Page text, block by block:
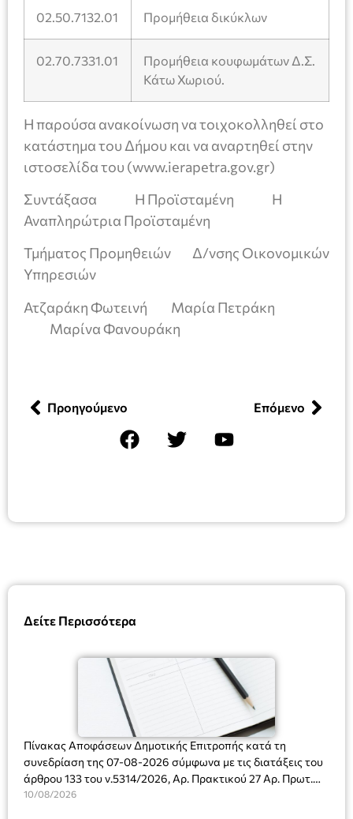
Δείτε Περισσότερα
Πίνακας Αποφάσεων Δημοτικής Επιτροπής κατά τη
συνεδρίαση της 07-08-2026 σύμφωνα με τις διατάξεις του
άρθρου 133 του ν.5314/2026, Αρ. Πρακτικού 27 Αρ. Πρωτ.
Πρόσκλησης: 10817/03-08-2026
10/08/2026
02.50.7132.01 Προμήθεια δικύκλων
02.70.7331.01
Προμήθεια κουφωμάτων Δ.Σ.
Κάτω Χωριού.
Η παρούσα ανακοίνωση να τοιχοκολληθεί στο
κατάστημα του Δήμου και να αναρτηθεί στην
ιστοσελίδα του (www.ierapetra.gov.gr)
Συντάξασα Η Προϊσταμένη Η
Αναπληρώτρια Προϊσταμένη
Τμήματος Προμηθειών Δ/νσης Οικονομικών
Υπηρεσιών
Ατζαράκη Φωτεινή Μαρία Πετράκη
Μαρίνα Φανουράκη
Προηγούμενο Επόμενο